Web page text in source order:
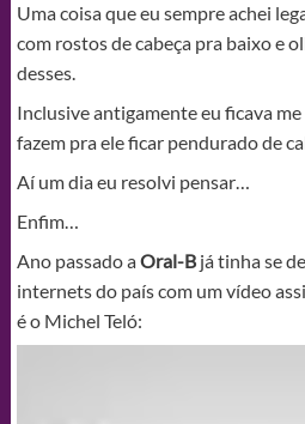
Uma coisa que eu sempre achei
com rostos de cabeça pra baixo e
desses.
Inclusive antigamente eu ficava
fazem pra ele ficar pendurado de
Aí um dia eu resolvi pensar…
Enfim…
Ano passado aOral-Bjá tinha se
internets do país com um vídeo
é o Michel Teló: